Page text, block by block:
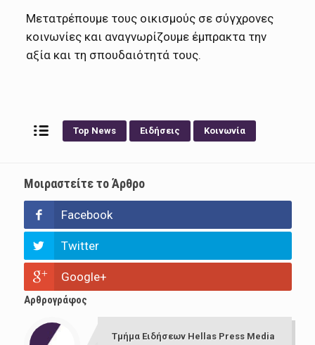
Μετατρέπουμε τους οικισμούς σε σύγχρονες
κοινωνίες και αναγνωρίζουμε έμπρακτα την
αξία και τη σπουδαιότητά τους.
Top News Ειδήσεις Κοινωνία
Μοιραστείτε το Άρθρο
Facebook
Twitter
Google+
Αρθρογράφος
Τμήμα Ειδήσεων Hellas Press Media